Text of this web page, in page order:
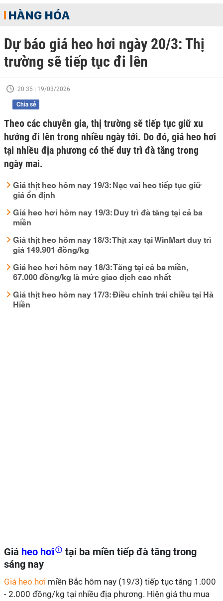
HÀNG HÓA
Dự báo giá heo hơi ngày 20/3: Thị
trường sẽ tiếp tục đi lên
20:35 | 19/03/2026
Chia sẻ
Theo các chuyên gia, thị trường sẽ tiếp tục giữ xu
hướng đi lên trong nhiều ngày tới. Do đó, giá heo hơi
tại nhiều địa phương có thể duy trì đà tăng trong
ngày mai.
Giá thịt heo hôm nay 19/3: Nạc vai heo tiếp tục giữ
giá ổn định
Giá heo hơi hôm nay 19/3: Duy trì đà tăng tại cả ba
miền
Giá thịt heo hôm nay 18/3: Thịt xay tại WinMart duy trì
giá 149.901 đồng/kg
Giá heo hơi hôm nay 18/3: Tăng tại cả ba miền,
67.000 đồng/kg là mức giao dịch cao nhất
Giá thịt heo hôm nay 17/3: Điều chỉnh trái chiều tại Hà
Hiền
Giá heo hơi
tại ba miền tiếp đà tăng trong
sáng nay
Giá heo hơi miền Bắc hôm nay (19/3) tiếp tục tăng 1.000
- 2.000 đồng/kg tại nhiều địa phương. Hiện giá thu mua